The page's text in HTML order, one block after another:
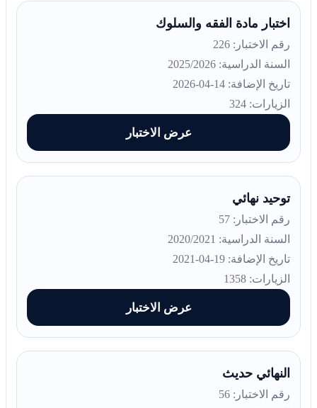
اختبار مادة الفقه والسلوك
رقم الاختبار: 226
السنة الدراسية: 2025/2026
تاريخ الإضافة: 14-04-2026
الزيارات: 324
عرض الاختبار
توحيد نهائي
رقم الاختبار: 57
السنة الدراسية: 2020/2021
تاريخ الإضافة: 19-04-2021
الزيارات: 1358
عرض الاختبار
النهائي حديث
رقم الاختبار: 56